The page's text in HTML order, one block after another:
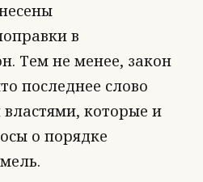
в
Тем не менее, закон
последнее слово
которые и
о порядке